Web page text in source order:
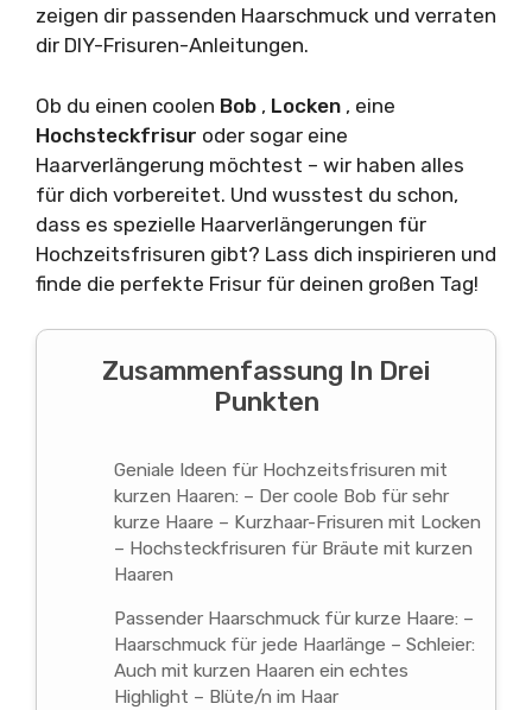
zeigen dir passenden Haarschmuck und verraten
dir DIY-Frisuren-Anleitungen.
Ob du einen coolen Bob , Locken , eine
Hochsteckfrisur oder sogar eine
Haarverlängerung möchtest – wir haben alles
für dich vorbereitet. Und wusstest du schon,
dass es spezielle Haarverlängerungen für
Hochzeitsfrisuren gibt? Lass dich inspirieren und
finde die perfekte Frisur für deinen großen Tag!
Zusammenfassung In Drei
Punkten
Geniale Ideen für Hochzeitsfrisuren mit
kurzen Haaren: – Der coole Bob für sehr
kurze Haare – Kurzhaar-Frisuren mit Locken
– Hochsteckfrisuren für Bräute mit kurzen
Haaren
Passender Haarschmuck für kurze Haare: –
Haarschmuck für jede Haarlänge – Schleier:
Auch mit kurzen Haaren ein echtes
Highlight – Blüte/n im Haar